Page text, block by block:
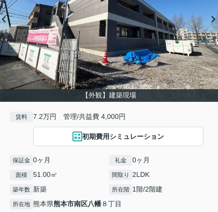
【外観】建築現場
賃料 7.2万円 管理/共益費 4,000円
初期費用シミュレーション
保証金 0ヶ月 礼金 0ヶ月
面積 51.00㎡ 間取り 2LDK
築年数 新築 所在階 1階/2階建
所在地 熊本県熊本市南区八幡８丁目